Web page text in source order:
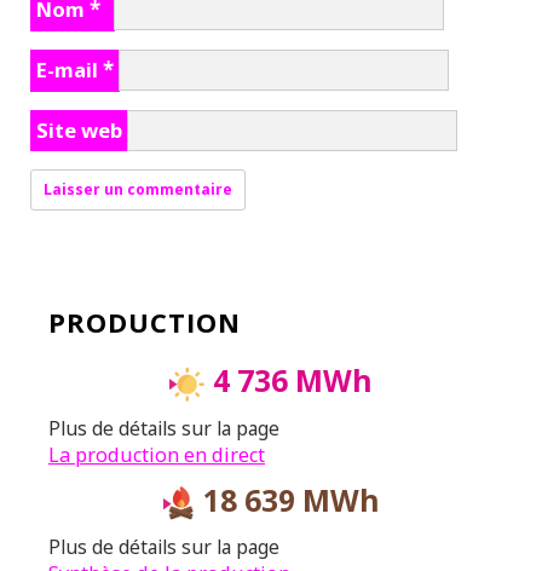
Nom *
E-mail *
Site web
PRODUCTION
4 736 MWh
Plus de détails sur la page
La production en direct
18 639 MWh
Plus de détails sur la page